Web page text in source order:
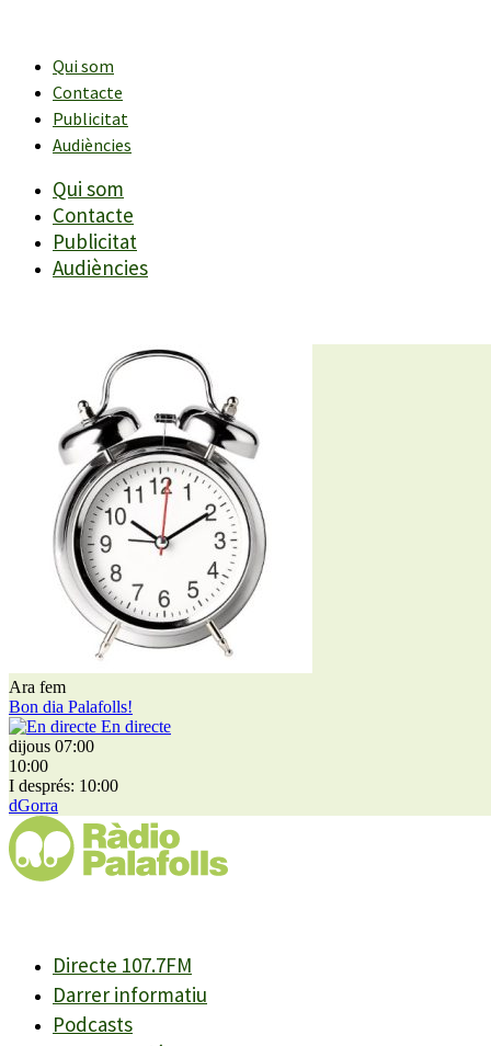
contingutQui som
Contacte
Publicitat
Audiències
Qui som
Contacte
Publicitat
Audiències
Ara fem
Bon dia Palafolls!
En directe
dijous 07:00
10:00
I després: 10:00
dGorra
Directe 107.7FM
Darrer informatiu
Podcasts